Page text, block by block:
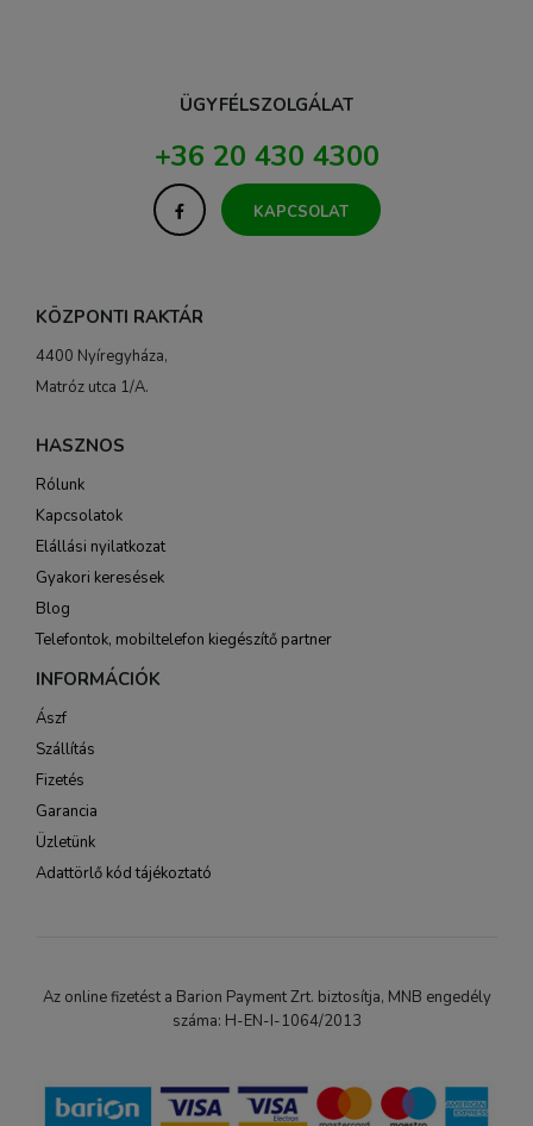
ÜGYFÉLSZOLGÁLAT
+36 20 430 4300
KAPCSOLAT
KÖZPONTI RAKTÁR
4400 Nyíregyháza,
Matróz utca 1/A.
HASZNOS
Rólunk
Kapcsolatok
Elállási nyilatkozat
Gyakori keresések
Blog
Telefontok, mobiltelefon kiegészítő partner
INFORMÁCIÓK
Ászf
Szállítás
Fizetés
Garancia
Üzletünk
Adattörlő kód tájékoztató
Az online fizetést a Barion Payment Zrt. biztosítja, MNB engedély
száma: H-EN-I-1064/2013